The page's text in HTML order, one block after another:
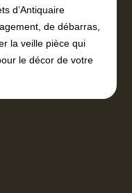
d’Antiquaire
de débarras,
la veille pièce qui
le décor de votre